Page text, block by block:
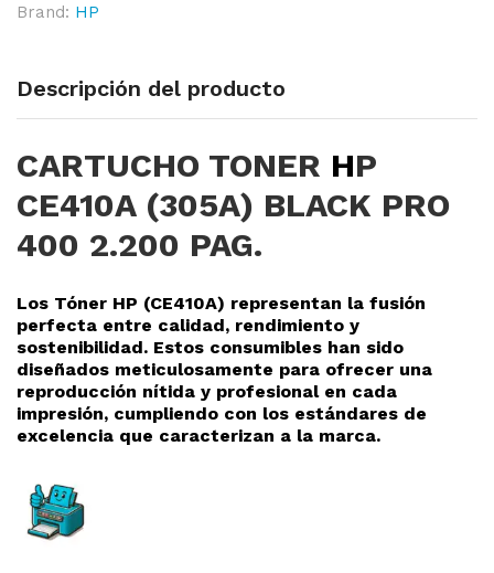
Brand: HP
Descripción del producto
CARTUCHO TONER HP
CE410A (305A) BLACK PRO
400 2.200 PAG.
Los Tóner HP (CE410A) representan la fusión
perfecta entre calidad, rendimiento y
sostenibilidad. Estos consumibles han sido
diseñados meticulosamente para ofrecer una
reproducción nítida y profesional en cada
impresión, cumpliendo con los estándares de
excelencia que caracterizan a la marca.